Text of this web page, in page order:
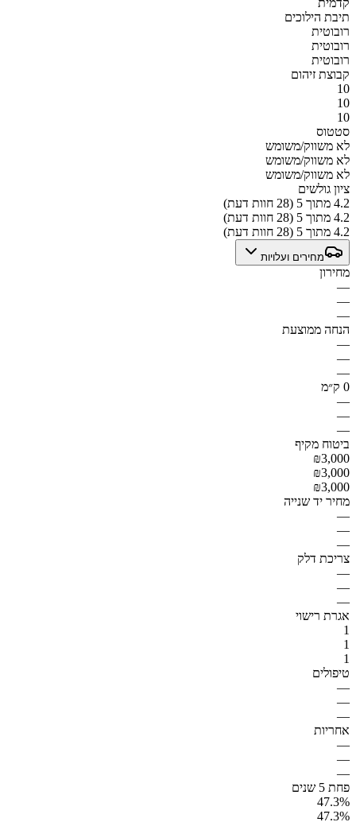
תיבת הילוכים
רובוטית
רובוטית
רובוטית
קבוצת זיהום
10
10
10
סטטוס
לא משווק/משומש
לא משווק/משומש
לא משווק/משומש
ציון גולשים
4.2 מתוך 5 (28 חוות דעת)
4.2 מתוך 5 (28 חוות דעת)
4.2 מתוך 5 (28 חוות דעת)
מחירים ועלויות
מחירון
—
—
—
הנחה ממוצעת
—
—
—
0 ק״מ
—
—
—
ביטוח מקיף
₪3,000
₪3,000
₪3,000
מחיר יד שנייה
—
—
—
צריכת דלק
—
—
—
אגרת רישוי
1
1
1
טיפולים
—
—
—
אחריות
—
—
—
פחת 5 שנים
47.3%
47.3%